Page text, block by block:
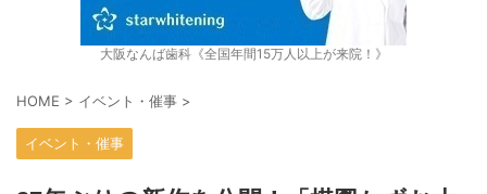
大阪なんば歯科《全国年間15万人以上が来院！》
HOME > イベント・催事 >
イベント・催事